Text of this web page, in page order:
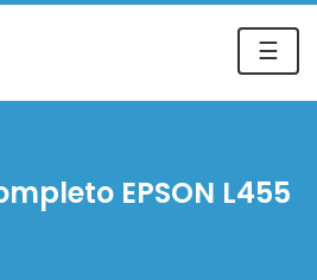
☰
EPSON L455